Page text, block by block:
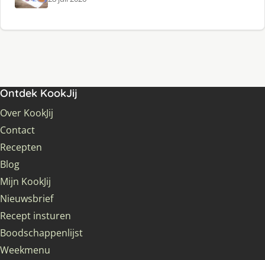
Ontdek KookJij
Over KookJij
Contact
Recepten
Blog
Mijn KookJij
Nieuwsbrief
Recept insturen
Boodschappenlijst
Weekmenu